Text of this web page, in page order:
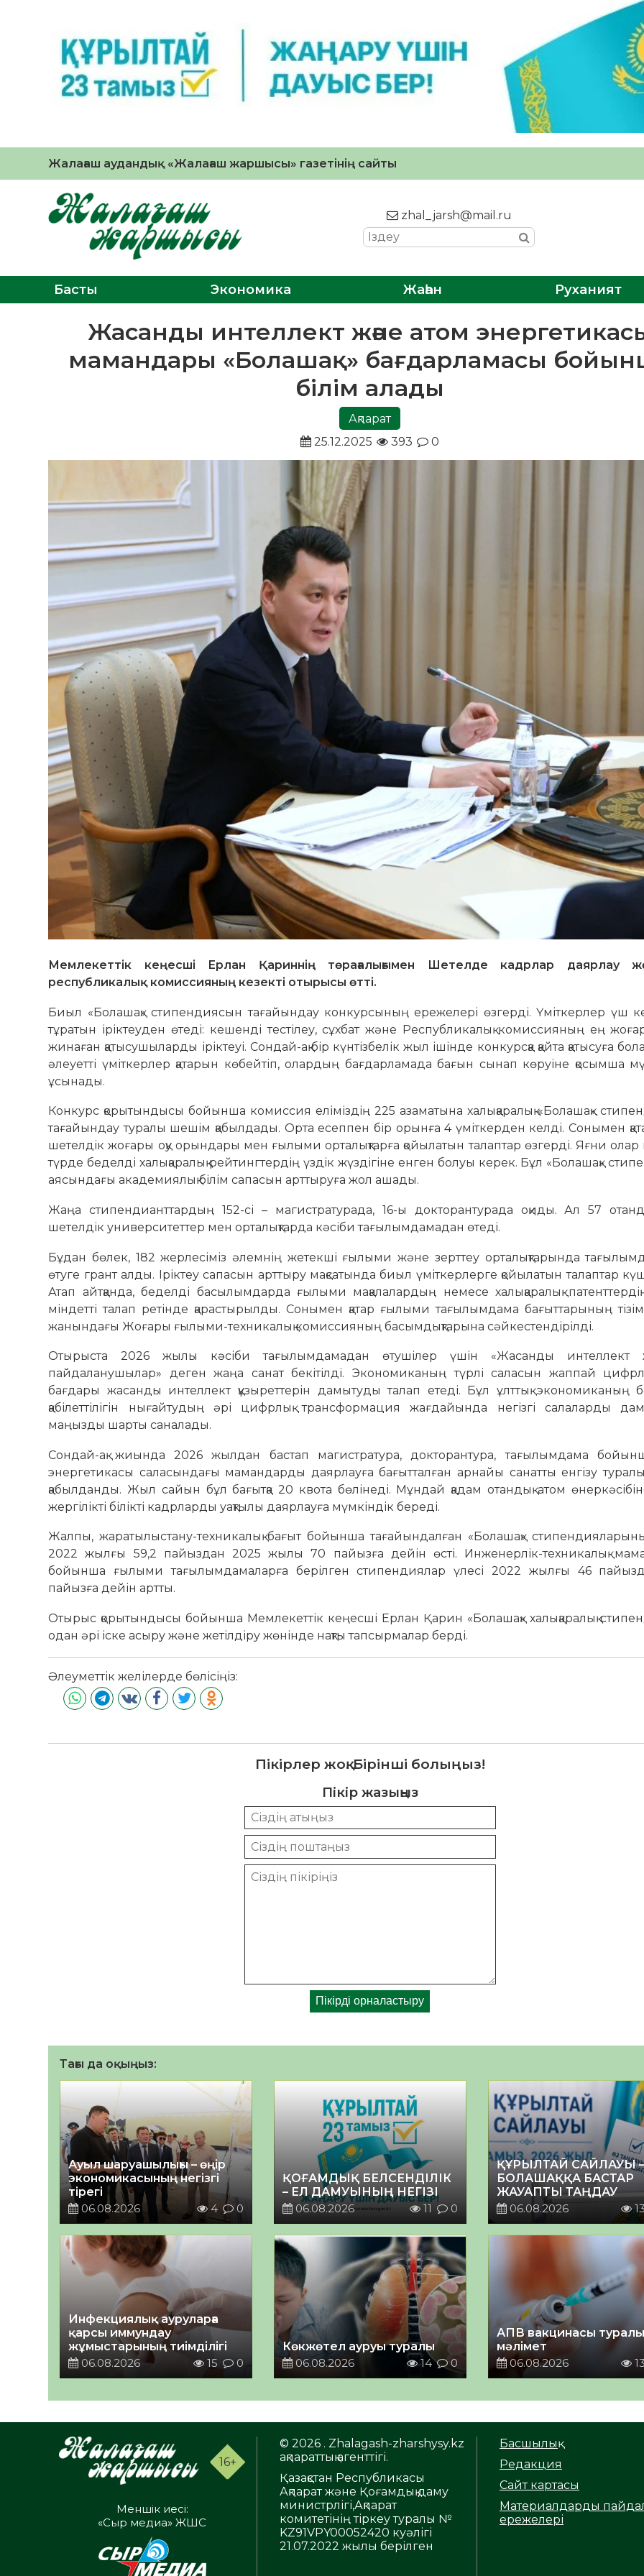
Жалағаш аудандық «Жалағаш жаршысы» газетінің сайты
zhal_jarsh@mail.ru
Басты Экономика Жаһан Руханият
Жасанды интеллект және атом
мамандары «Болашақ» бағдарламасы
білім алады
Ақпарат
25.12.2025
393 0
Мемлекеттік кеңесші Ерлан Қариннің төрағалығымен Шетелде кадрлар даярлау
республикалық комиссияның кезекті отырысы өтті.
Биыл «Болашақ» стипендиясын тағайындау конкурсының ережелері өзгерді. Үміткерлер үш
тұратын іріктеуден өтеді: кешенді тестілеу, сұхбат және Республикалық комиссияның ең
жинаған қатысушыларды іріктеуі. Сондай-ақ бір күнтізбелік жыл ішінде конкурсқа қайта қатысуға
әлеуетті үміткерлер қатарын көбейтіп, олардың бағдарламада бағын сынап көруіне қосымша
ұсынады.
Конкурс қорытындысы бойынша комиссия еліміздің 225 азаматына халықаралық «Болашақ»
тағайындау туралы шешім қабылдады. Орта есеппен бір орынға 4 үміткерден келді. Сонымен
шетелдік жоғары оқу орындары мен ғылыми орталықтарға қойылатын талаптар өзгерді. Яғни олар
түрде беделді халықаралық рейтингтердің үздік жүздігіне енген болуы керек. Бұл «Болашақ»
аясындағы академиялық білім сапасын арттыруға жол ашады.
Жаңа стипендианттардың 152-сі – магистратурада, 16-ы докторантурада оқиды. Ал 57
шетелдік университеттер мен орталықтарда кәсіби тағылымдамадан өтеді.
Бұдан бөлек, 182 жерлесіміз әлемнің жетекші ғылыми және зерттеу орталықтарында
өтуге грант алды. Іріктеу сапасын арттыру мақсатында биыл үміткерлерге қойылатын талаптар
Атап айтқанда, беделді басылымдарда ғылыми мақалалардың немесе халықаралық
міндетті талап ретінде қарастырылды. Сонымен қатар ғылыми тағылымдама бағыттарының
жанындағы Жоғары ғылыми-техникалық комиссияның басымдықтарына сәйкестендірілді.
Отырыста 2026 жылы кәсіби тағылымдамадан өтушілер үшін «Жасанды интеллект
пайдаланушылар» деген жаңа санат бекітілді. Экономиканың түрлі саласын жаппай
бағдары жасанды интеллект құзыреттерін дамытуды талап етеді. Бұл ұлттық экономиканың
қабілеттілігін нығайтудың әрі цифрлық трансформация жағдайында негізгі салаларды
маңызды шарты саналады.
Сондай-ақ жиында 2026 жылдан бастап магистратура, докторантура, тағылымдама
энергетикасы саласындағы мамандарды даярлауға бағытталған арнайы санатты енгізу
қабылданды. Жыл сайын бұл бағытқа 20 квота бөлінеді. Мұндай қадам отандық атом өнеркәсібіне
жергілікті білікті кадрларды уақтылы даярлауға мүмкіндік береді.
Жалпы, жаратылыстану-техникалық бағыт бойынша тағайындалған «Болашақ»
2022 жылғы 59,2 пайыздан 2025 жылы 70 пайызға дейін өсті. Инженерлік-техникалық
бойынша ғылыми тағылымдамаларға берілген стипендиялар үлесі 2022 жылғы 46
пайызға дейін артты.
Отырыс қорытындысы бойынша Мемлекеттік кеңесші Ерлан Қарин «Болашақ» халықаралық
одан әрі іске асыру және жетілдіру жөнінде нақты тапсырмалар берді.
Әлеуметтік желілерде бөлісіңіз:
Пікірлер жоқ. Бірінші болыңыз!
Пікір жазыңыз
Тағы да оқыңыз:
Ауыл шаруашылығы – өңір
экономикасының негізгі
тірегі
06.08.2026
4 0
ҚОҒАМДЫҚ БЕЛСЕНДІЛІК
– ЕЛ ДАМУЫНЫҢ НЕГІЗІ
06.08.2026
11 0
ҚҰРЫЛТАЙ САЙЛАУЫ –
БОЛАШАҚҚА БАСТАР
ЖАУАПТЫ ТАҢДАУ
06.08.2026
13
Инфекциялық ауруларға
қарсы иммундау
жұмыстарының тиімділігі
06.08.2026
15 0
Көкжөтел ауруы туралы
06.08.2026
14 0
АПВ вакцинасы туралы
мәлімет
06.08.2026
13
16+
Меншік иесі:
«Сыр медиа» ЖШС
© 2026 . Zhalagash-zharshysy.kz
ақпараттық агенттігі.
Қазақстан Республикасы
Ақпарат және Қоғамдық даму
министрлігі,Ақпарат
комитетінің тіркеу туралы №
KZ91VPY00052420 куәлігі
21.07.2022 жылы берілген
Басшылық
Редакция
Сайт картасы
Материалдарды
ережелері